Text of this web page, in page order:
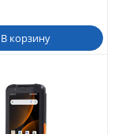
В корзину